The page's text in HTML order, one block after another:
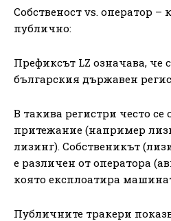
Собственост vs. оператор
публично:
Префиксът LZ означава, че
българския държавен
В такива регистри често
притежание (например
лизинг). Собственикът
е различен от оператора
която експлоатира
Публичните тракери